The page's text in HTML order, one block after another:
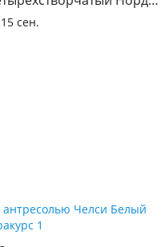
15 сен.